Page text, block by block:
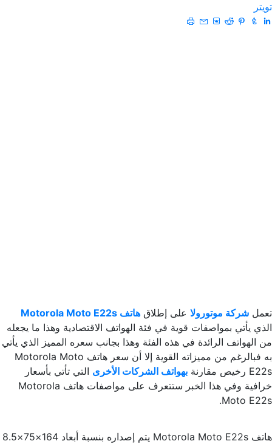
تويتر
تعمل شركة موتورولا على إطلاق هاتف Motorola Moto E22s
الذي يأتي بمواصفات قوية في فئة الهواتف الاقتصادية وهذا ما يجعله
من الهواتف الرائدة في هذه الفئة وهذا بجانب سعره المميز الذي يأتي
به فبالرغم من مميزاته القوية إلا أن سعر هاتف Motorola Moto
E22s رخيص مقارنة
بهواتف الشركات الأخرى التي تأتي بأسعار
خرافية وفي هذا الخبر ستتعرف على مواصفات هاتف Motorola
Moto E22s.
هاتف Motorola Moto E22s يتم إصداره بنسبة أبعاد 164×75×8.5